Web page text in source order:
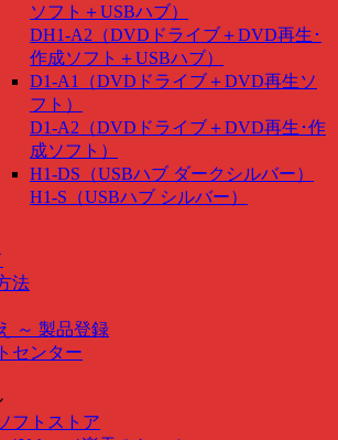
ソフト＋USBハブ）
DH1-A2（DVDドライブ＋DVD再生･
作成ソフト＋USBハブ）
D1-A1（DVDドライブ＋DVD再生ソ
フト）
D1-A2（DVDドライブ＋DVD再生･作
成ソフト）
H1-DS（USBハブ ダークシルバー）
H1-S（USBハブ シルバー）
法
～ 製品登録
センター
フトストア